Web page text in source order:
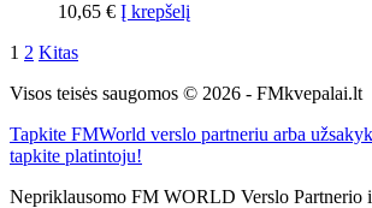
10,65 € Į krepšelį
1 2 Kitas
Visos teisės saugomos © 2026 - FMkvepalai.lt
Tapkite FMWorld verslo partneriu arba
tapkite platintoju!
Nepriklausomo FM WORLD Verslo Partnerio